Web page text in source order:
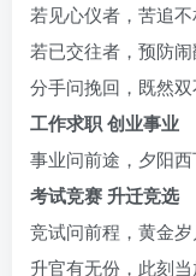
若见心仪者，苦追
若已交往者，预防
分手问挽回，既然双
工作求职 创业事业
事业问前途，夕阳西
考试竞赛 升迁竞选
竞试问前程，黄金岁
升官有无份，此刻